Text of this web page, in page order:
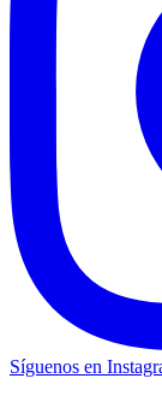
Síguenos en